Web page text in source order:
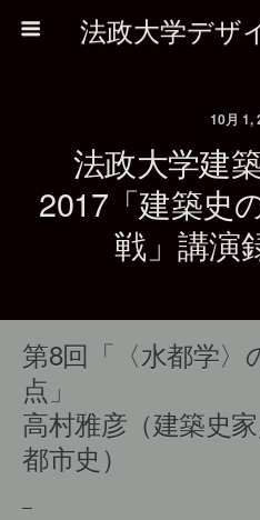
10月 1,
法政大学建
2017「建築史
戦」講演
第8回「〈水都学〉
点」
高村雅彦（建築史
都市史）
–